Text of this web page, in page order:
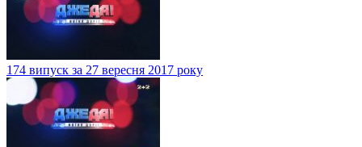
174 випуск за 27 вересня 2017 року